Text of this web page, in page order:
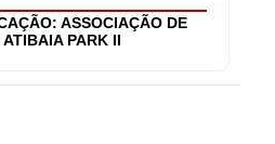
ASSOCIAÇÃO DE
PARK II